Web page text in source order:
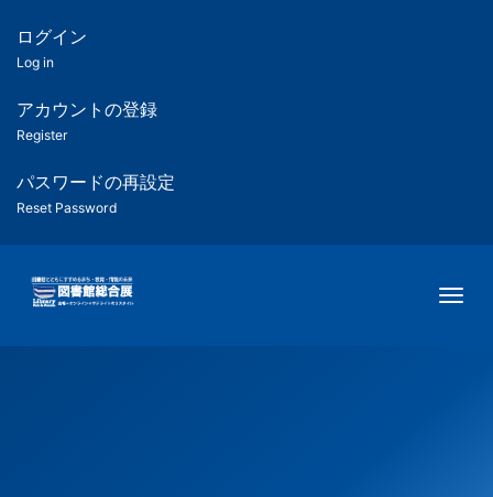
ツ
匿
名
ユ
ー
ー
用
メ
ログイン
Log in
アカウントの登録
Register
パスワードの再設定
Reset Password